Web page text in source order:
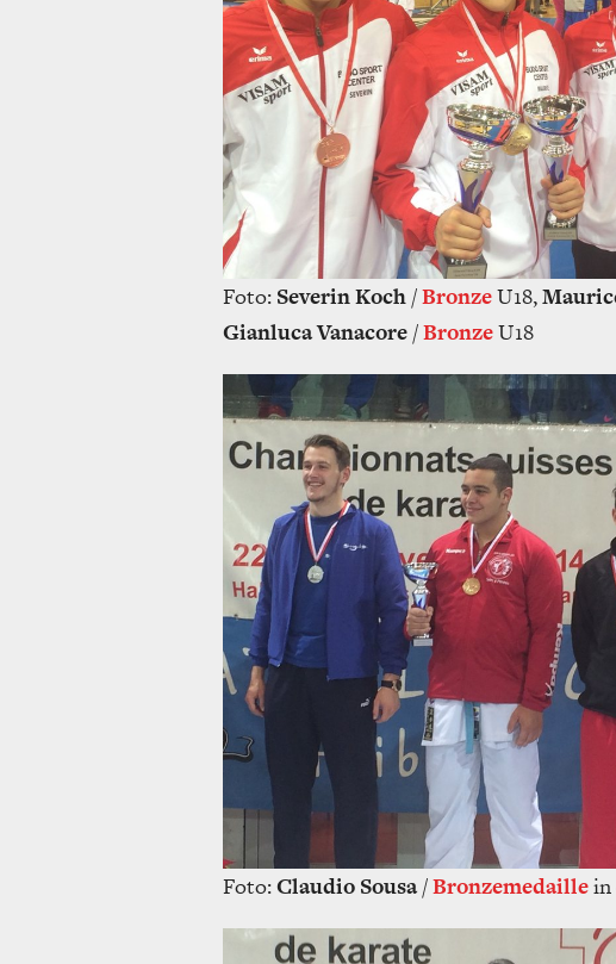
Foto: Severin Koch /BronzeU18,
Gianluca Vanacore /BronzeU18
Foto:Claudio Sousa /Bronzemedaillein